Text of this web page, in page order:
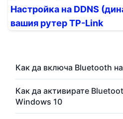
Настройка на DDNS
вашия рутер TP-Link
Как да включа Bluetooth
Как да активирате
Windows 10